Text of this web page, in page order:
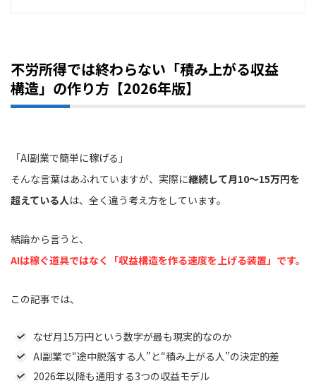
不労所得では終わらない「積み上がる収益
構造」の作り方【2026年版】
「AI副業で簡単に稼げる」
そんな言葉はあふれていますが、実際に継続して月10〜15万円を
超えている人は、全く違う考え方をしています。
結論から言うと、
AIは稼ぐ道具ではなく「収益構造を作る速度を上げる装置」です。
この記事では、
なぜ月15万円という数字が最も現実的なのか
AI副業で“途中脱落する人”と“積み上がる人”の決定的差
2026年以降も通用する3つの収益モデル